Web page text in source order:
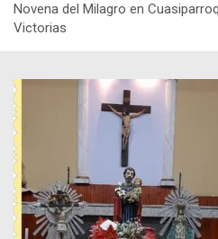
Novena del Milagro en
Victorias